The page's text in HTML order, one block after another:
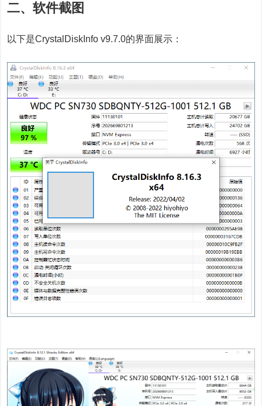
二、软件截图
以下是CrystalDiskInfo v9.7.0的界面展示：